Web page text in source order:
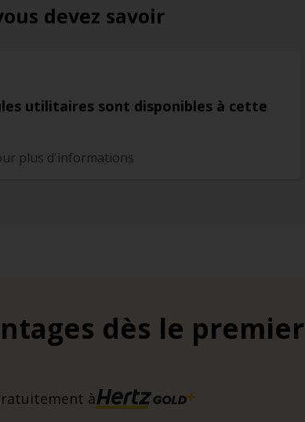
devez savoir
utilitaires sont disponibles à cette
plus d'informations
dès le premier
à